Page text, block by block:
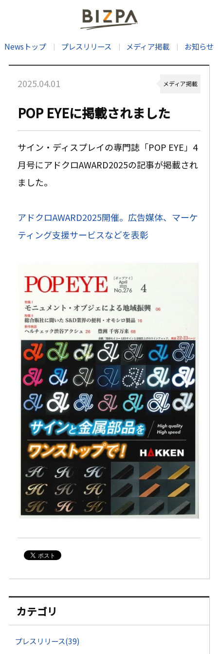
Newsトップ プレスリリース メディア掲載 お知らせ
2025.04.01 メディア掲載
POP EYEに掲載されました
サイン・ディスプレイの専門誌「POP EYE」4
月号にアドクロAWARD2025の記事が掲載され
ました。
アドクロAWARD2025開催。広告媒体、マーケ
ティング支援サービスなどを表彰
カテゴリ
プレスリリース(39)